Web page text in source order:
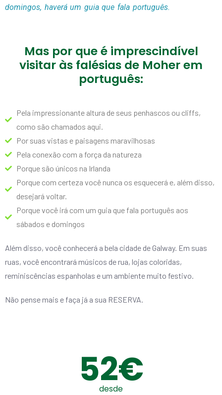
domingos, haverá um guia que fala português.
Mas por que é imprescindível
visitar às falésias de Moher em
português:
Pela impressionante altura de seus penhascos ou cliffs,
como são chamados aqui.
Por suas vistas e paisagens maravilhosas
Pela conexão com a força da natureza
Porque são únicos na Irlanda
Porque com certeza você nunca os esquecerá e, além disso,
desejará voltar.
Porque você irá com um guia que fala português aos
sábados e domingos
Além disso, você conhecerá a bela cidade de Galway. Em suas
ruas, você encontrará músicos de rua, lojas coloridas,
reminiscências espanholas e um ambiente muito festivo.
Não pense mais e faça já a sua RESERVA.
52€
desde